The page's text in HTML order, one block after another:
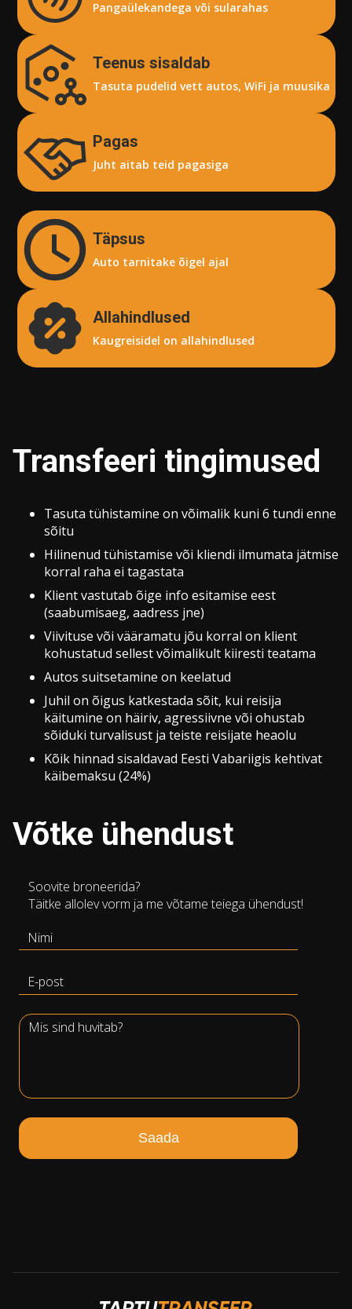
Pangaülekandega või sularahas
Teenus sisaldab
Tasuta pudelid vett autos, WiFi ja muusika
Pagas
Juht aitab teid pagasiga
Täpsus
Auto tarnitake õigel ajal
Allahindlused
Kaugreisidel on allahindlused
Transfeeri tingimused
Tasuta tühistamine on võimalik kuni 6 tundi enne
sõitu
Hilinenud tühistamise või kliendi ilmumata jätmise
korral raha ei tagastata
Klient vastutab õige info esitamise eest
(saabumisaeg, aadress jne)
Viivituse või vääramatu jõu korral on klient
kohustatud sellest võimalikult kiiresti teatama
Autos suitsetamine on keelatud
Juhil on õigus katkestada sõit, kui reisija
käitumine on häiriv, agressiivne või ohustab
sõiduki turvalisust ja teiste reisijate heaolu
Kõik hinnad sisaldavad Eesti Vabariigis kehtivat
käibemaksu (24%)
Võtke ühendust
Soovite broneerida?
Täitke allolev vorm ja me võtame teiega ühendust!
Saada